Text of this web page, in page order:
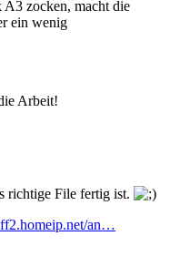
zocken, macht die
ein wenig
Arbeit!
richtige File fertig ist.
an…